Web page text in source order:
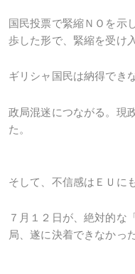
国民投票で緊縮ＮＯを示
歩した形で、緊縮を受け
ギリシャ国民は納得でき
政局混迷につながる。現
た。
そして、不信感はＥＵに
７月１２日が、絶対的な
局、遂に決着できなかった